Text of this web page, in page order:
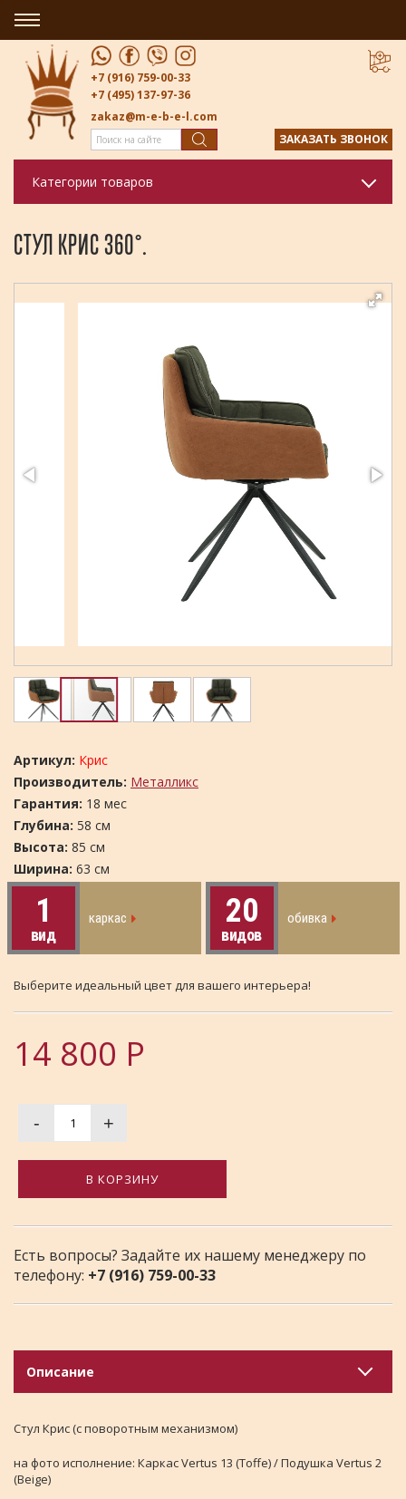
+7 (916) 759-00-33
+7 (495) 137-97-36
zakaz@m-e-b-e-l.com
ЗАКАЗАТЬ ЗВОНОК
Категории товаров
СТУЛ КРИС 360°.
Артикул: Крис
Производитель: Металликс
Гарантия: 18 мес
Глубина: 58 см
Высота: 85 см
Ширина: 63 см
1
вид
каркас 20
видов
обивка
Выберите идеальный цвет для вашего интерьера!
14 800 Р
- +
В КОРЗИНУ
Есть вопросы? Задайте их нашему менеджеру по
телефону: +7 (916) 759-00-33
Описание
Стул Крис (с поворотным механизмом)
на фото исполнение: Каркас Vertus 13 (Toffe) / Подушка Vertus 2
(Beige)